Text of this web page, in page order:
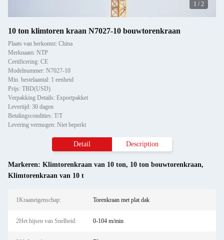
1 /2
10 ton klimtoren kraan N7027-10 bouwtorenkraan
Plaats van herkomst: China
Merknaam: NTP
Certificering: CE
Modelnummer: N7027-10
Min. bestelaantal: 1 eenheid
Prijs: TBD(USD)
Verpakking Details: Exportpakket
Levertijd: 30 dagen
Betalingscondities: T/T
Levering vermogen: Niet beperkt
Detail Description
Markeren: Klimtorenkraan van 10 ton, 10 ton bouwtorenkraan,
Klimtorenkraan van 10 t
1Kraaneigenschap: Torenkraan met plat dak
2Het hijsen van Snelheid: 0-104 m/min